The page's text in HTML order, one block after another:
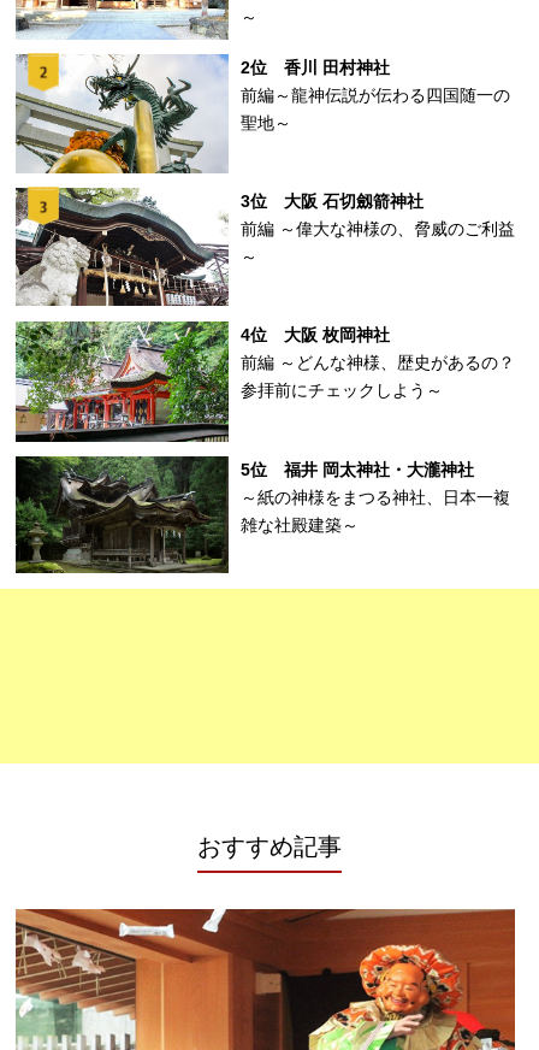
～
2位 香川 田村神社
前編～龍神伝説が伝わる四国随一の
聖地～
3位 大阪 石切劔箭神社
前編 ～偉大な神様の、脅威のご利益
～
4位 大阪 枚岡神社
前編 ～どんな神様、歴史があるの？
参拝前にチェックしよう～
5位 福井 岡太神社・大瀧神社
～紙の神様をまつる神社、日本一複
雑な社殿建築～
おすすめ記事